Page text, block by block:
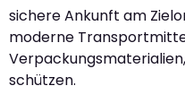
sichere Ankunft am
moderne
schützen.